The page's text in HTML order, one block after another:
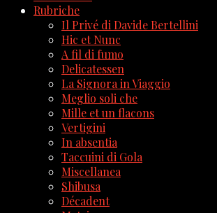
Rubriche
Il Privé di Davide Bertellini
Hic et Nunc
A fil di fumo
Delicatessen
La Signora in Viaggio
Meglio soli che
Mille et un flacons
Vertigini
In absentia
Taccuini di Gola
Miscellanea
Shibusa
Décadent